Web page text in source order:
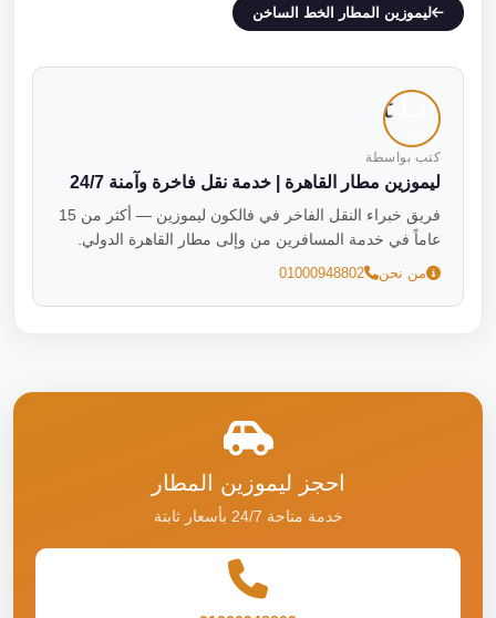
ليموزين المطار الخط الساخن
كتب بواسطة
ليموزين مطار القاهرة | خدمة نقل فاخرة وآمنة 24/7
فريق خبراء النقل الفاخر في فالكون ليموزين — أكثر من 15
عاماً في خدمة المسافرين من وإلى مطار القاهرة الدولي.
من نحن 01000948802
احجز ليموزين المطار
خدمة متاحة 24/7 بأسعار ثابتة